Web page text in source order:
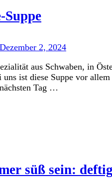
Suppe
Dezember 2, 2024
aus Schwaben, in
uns ist diese Suppe vor
Tag …
süß sein: